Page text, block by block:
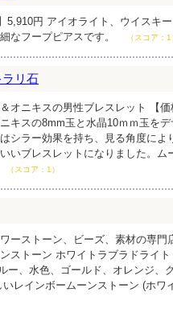
5,910円 アイオライト、ウイスキ
なフープピアスです。
（スコア：1
リ石
オニキスの男性ブレスレット 【
キスの8mm玉と水晶10ｍｍ玉を
シラー効果を持ち、見る角度によ
いブレスレットになりました。ム
（スコア：1）
ーストーン、ビーズ、素材の専門
ストーン ホワイトラブラドライト
ー、水色、ゴールド、オレンジ、
レインボームーンストーン (ホワ